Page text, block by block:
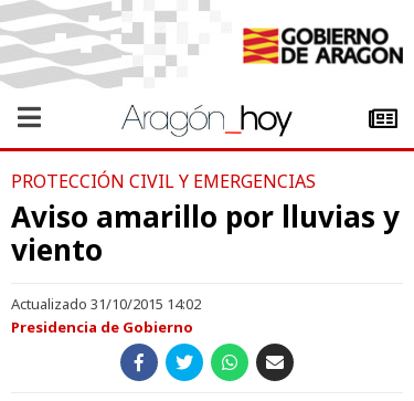
PROTECCIÓN CIVIL Y EMERGENCIAS
Aviso amarillo por lluvias y
viento
Actualizado 31/10/2015 14:02
Presidencia de Gobierno